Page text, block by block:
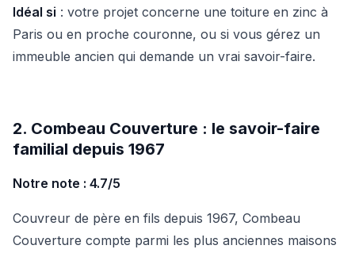
Idéal si : votre projet concerne une toiture en zinc à
Paris ou en proche couronne, ou si vous gérez un
immeuble ancien qui demande un vrai savoir-faire.
2. Combeau Couverture : le savoir-faire
familial depuis 1967
Notre note : 4.7/5
Couvreur de père en fils depuis 1967, Combeau
Couverture compte parmi les plus anciennes maisons